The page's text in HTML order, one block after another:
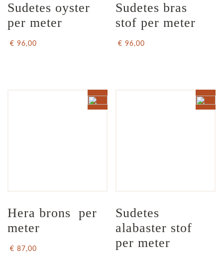
Sudetes oyster
per meter
€ 96,00
Sudetes bras
stof per meter
€ 96,00
Hera brons  per
meter
€ 87,00
Sudetes
alabaster stof
per meter